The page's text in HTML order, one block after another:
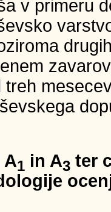
v primeru
A1 in A3 ter